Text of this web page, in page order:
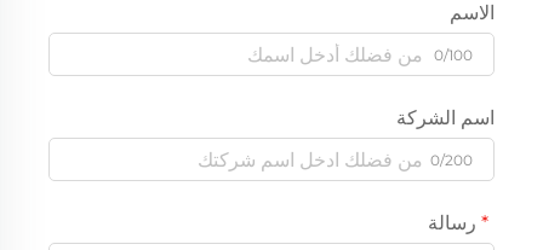
الاسم
0/100
اسم الشركة
0/200
رسالة